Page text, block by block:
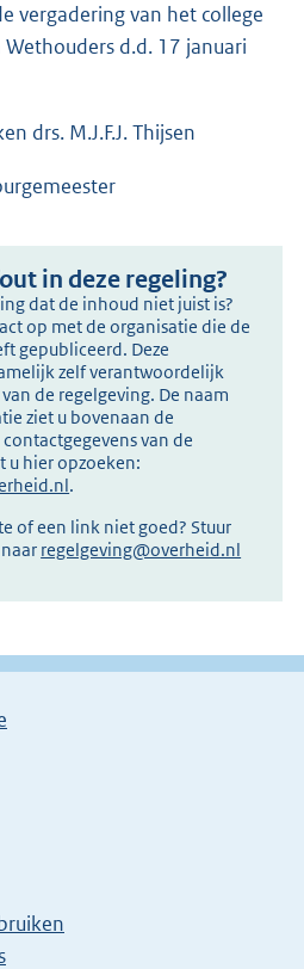
vergadering van het college
d.d. 17 januari
drs. M.J.F.J. Thijsen
in deze regeling?
dat de inhoud niet juist is?
op met de organisatie die de
gepubliceerd. Deze
zelf verantwoordelijk
de regelgeving. De naam
ziet u bovenaan de
van de
u hier opzoeken:
.
of een link niet goed? Stuur
regelgeving@overheid.nl